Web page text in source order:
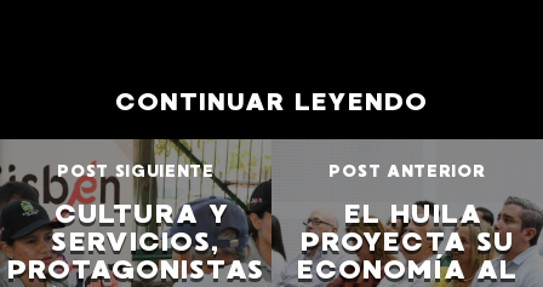
CONTINUAR LEYENDO
POST SIGUIENTE
CULTURA Y
SERVICIOS,
PROTAGONISTAS
POST ANTERIOR
EL HUILA
PROYECTA SU
ECONOMÍA AL